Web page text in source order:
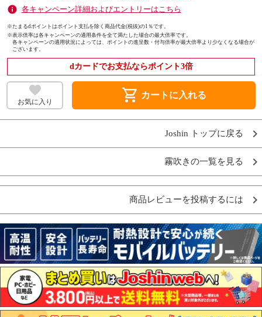
各キャンペーン詳細およびエントリーはこちら
※たまるdポイントはポイント支払を除く商品代金(税抜)の1％です。
※表示倍率は各キャンペーンの適用条件を全て満たした場合の最大倍率です。
各キャンペーンの適用状況によっては、ポイントの進呈数・付与倍率が最大倍率より少なくなる場合が
ございます。
dカードでお支払ならポイント3倍
お気に入り shopping_cart カートに入れる
Joshin トップに戻る
霧吹きの一覧を見る
商品レビューを投稿するには